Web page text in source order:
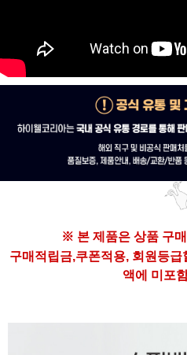
※ 본 제품은 상품 구
구매 적립금,쿠폰적용, 회원등급
액에 미포